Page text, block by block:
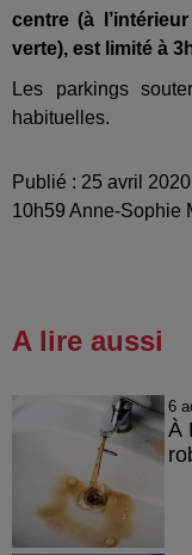
centre (à
verte), est limité à
Les parkings
habituelles.
Publié : 25 avril
10h59 Anne-Sophie
A lire aussi
6
À